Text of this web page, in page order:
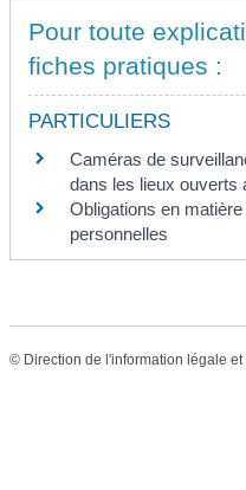
Pour toute
fiches pratiques :
PARTICULIERS
Caméras de
dans les lieux ouverts
Obligations en
personnelles
© Direction de l'information légale